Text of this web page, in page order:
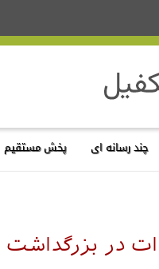
چند رسانه ای پخش مستقیم
در